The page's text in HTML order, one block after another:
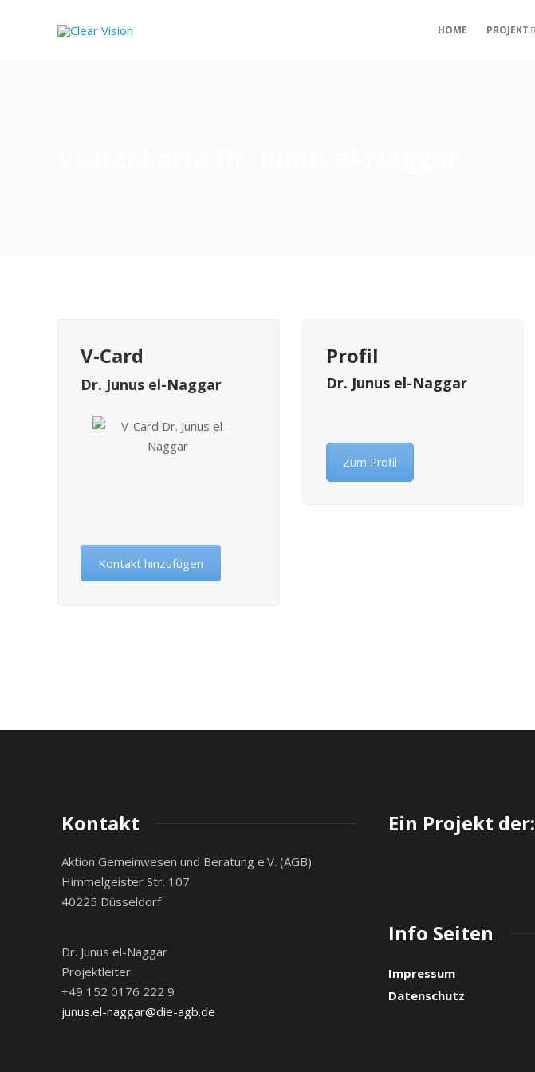
HOME PROJEKT
V-Card
Dr. Junus el-Naggar
Kontakt hinzufügen
Profil
Dr. Junus el-Naggar
Zum Profil
Kontakt
Aktion Gemeinwesen und Beratung e.V. (AGB)
Himmelgeister Str. 107
40225 Düsseldorf
Dr. Junus el-Naggar
Projektleiter
+49 152 0176 222 9
junus.el-naggar@die-agb.de
Ein Projekt der:
Info Seiten
Impressum
Datenschutz